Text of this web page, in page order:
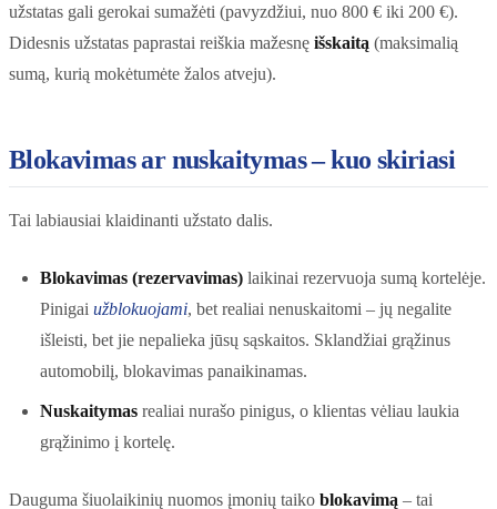
užstatas gali gerokai sumažėti (pavyzdžiui, nuo 800 € iki 200 €).
Didesnis užstatas paprastai reiškia mažesnę išskaitą (maksimalią
sumą, kurią mokėtumėte žalos atveju).
Blokavimas ar nuskaitymas – kuo skiriasi
Tai labiausiai klaidinanti užstato dalis.
Blokavimas (rezervavimas) laikinai rezervuoja sumą kortelėje.
Pinigai užblokuojami, bet realiai nenuskaitomi – jų negalite
išleisti, bet jie nepalieka jūsų sąskaitos. Sklandžiai grąžinus
automobilį, blokavimas panaikinamas.
Nuskaitymas realiai nurašo pinigus, o klientas vėliau laukia
grąžinimo į kortelę.
Dauguma šiuolaikinių nuomos įmonių taiko blokavimą – tai